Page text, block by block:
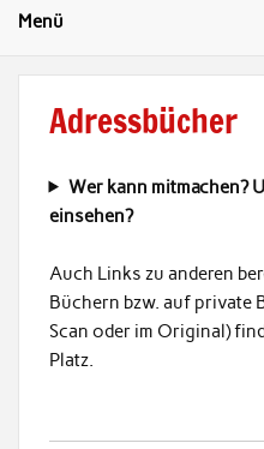
Menü
Adressbücher
Wer kann mitmachen?
einsehen?
Auch Links zu anderen
Büchern bzw. auf private
Scan oder im Original)
Platz.